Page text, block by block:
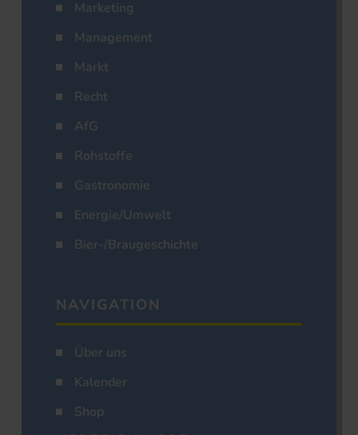
Marketing
Management
Markt
Recht
AfG
Rohstoffe
Gastronomie
Energie/Umwelt
Bier-/Braugeschichte
NAVIGATION
Über uns
Kalender
Shop